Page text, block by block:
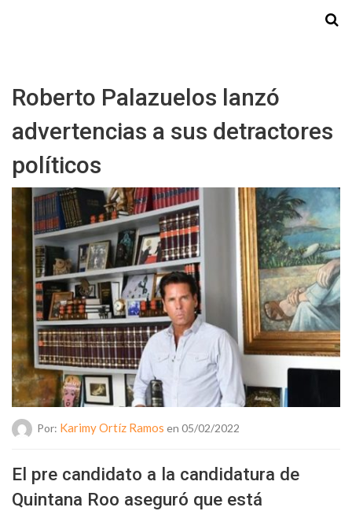
Roberto Palazuelos lanzó
advertencias a sus detractores
políticos
Por: Karimy Ortíz Ramos en 05/02/2022
El pre candidato a la candidatura de
Quintana Roo aseguró que está